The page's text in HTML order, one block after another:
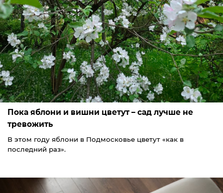
Пока яблони и вишни цветут – сад лучше не
тревожить
В этом году яблони в Подмосковье цветут «как в
последний раз».